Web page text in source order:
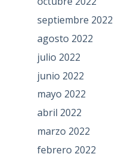
septiembre 2022
agosto 2022
julio 2022
junio 2022
mayo 2022
abril 2022
marzo 2022
febrero 2022